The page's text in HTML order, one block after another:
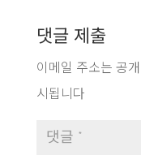
댓글 제출
이메일 주소는 공
시됩니다